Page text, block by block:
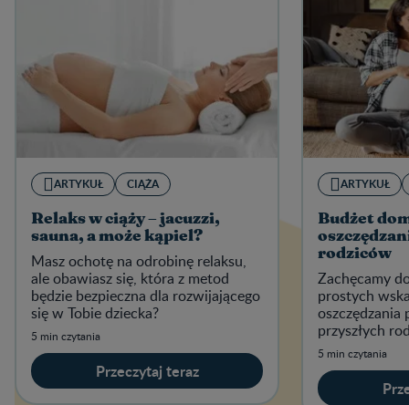
ARTYKUŁ CIĄŻA
Relaks w ciąży – jacuzzi,
sauna, a może kąpiel?
Masz ochotę na odrobinę relaksu,
ale obawiasz się, która z metod
będzie bezpieczna dla rozwijającego
się w Tobie dziecka?
5 min czytania
Przeczytaj teraz
ARTYKUŁ
Budżet
rodziców
Zachęcamy
prostych
oszczędzania
przyszłych
domowego
tylko
dziecięcyc
5 min czytania